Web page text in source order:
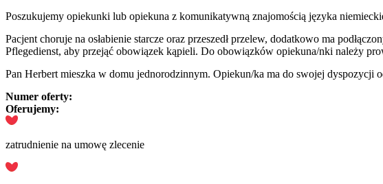
Poszukujemy opiekunki lub opiekuna z komunikatywną znajomością języka
Pacjent choruje na osłabienie starcze oraz przeszedł przelew, dodatkowo ma
Pflegedienst, aby przejąć obowiązek kąpieli. Do obowiązków opiekuna/nki należy
Pan Herbert mieszka w domu jednorodzinnym. Opiekun/ka ma do swojej dyspozycji
Numer oferty:
Oferujemy:
zatrudnienie na umowę zlecenie